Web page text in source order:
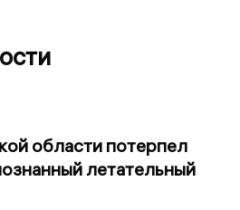
области потерпел
летательный